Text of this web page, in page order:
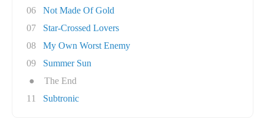
06
Not Made Of Gold
07
Star-Crossed Lovers
08
My Own Worst Enemy
09
Summer Sun
●
The End
11
Subtronic